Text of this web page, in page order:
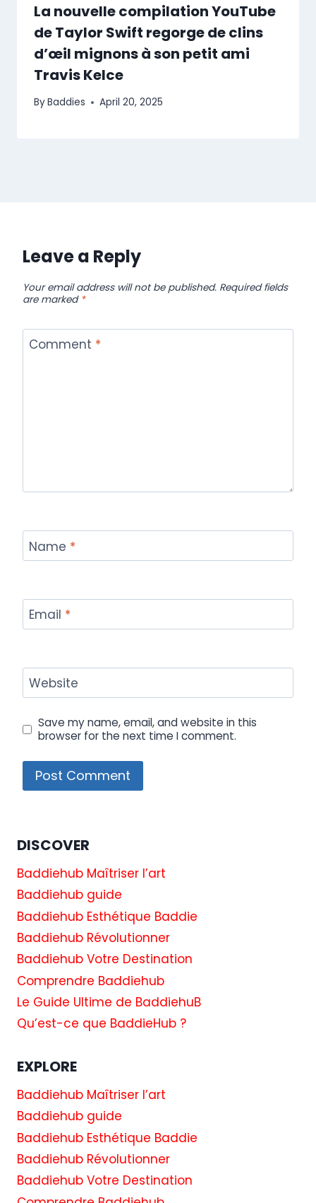
La nouvelle compilation YouTube
de Taylor Swift regorge de clins
d’œil mignons à son petit ami
Travis Kelce
ByBaddies April 20, 2025
Leave a Reply
Your email address will not be published. Required fields
are marked *
Comment *
Name *
Email *
Website
Save my name, email, and website in this
browser for the next time I comment.
DISCOVER
Baddiehub Maîtriser l’art
Baddiehub guide
Baddiehub Esthétique Baddie
Baddiehub Révolutionner
Baddiehub Votre Destination
Comprendre Baddiehub
Le Guide Ultime de BaddiehuB
Qu’est-ce que BaddieHub ?
EXPLORE
Baddiehub Maîtriser l’art
Baddiehub guide
Baddiehub Esthétique Baddie
Baddiehub Révolutionner
Baddiehub Votre Destination